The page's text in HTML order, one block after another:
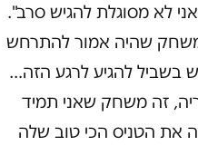
לא מסוגלת להגיש סרב".
שהיה אמור להתרחש
בשביל להגיע לרגע הזה…
זה משחק שאני תמיד
את הטניס הכי טוב שלה